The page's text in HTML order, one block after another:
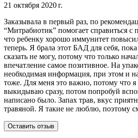
21 октября 2020 г.
Заказывала в первый раз, по
“Митрабиотик” помогает справиться с
что ребенку хорошо иммунитет
теперь. Я брала этот БАД для себя,
сказать не могу, потому что только
впечатление самое позитивное. На
необходимая информация, при этом и
тоже. Для меня это важно, потому что
выкидываю сразу, потом попробуй
написано было. Запах трав, вкус
травяной. Я такие не люблю, поэтому
Оставить отзыв